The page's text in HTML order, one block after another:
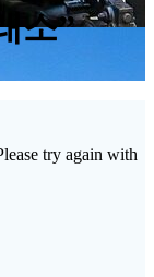
소”
try again with